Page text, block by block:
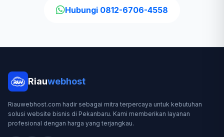
Hubungi 0812-6706-4558
Riauwebhost
Riauwebhost.com hadir sebagai mitra terpercaya untuk kebutuhan
solusi website bisnis di Pekanbaru. Kami memberikan layanan
profesional dengan harga yang terjangkau.